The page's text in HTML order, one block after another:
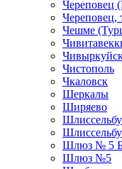
Череповец
Череповец,
Чешме
Чистополь
Чкаловск
Шеркалы
Ширяево
Шлюз № 5
Шлюз №5